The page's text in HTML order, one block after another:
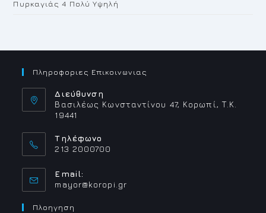
Πυρκαγιάς 4 Πολύ Υψηλή
Πληροφοριες Επικοινωνιας
Διεύθυνση
Βασιλέως Κωνσταντίνου 47, Κορωπί, Τ.Κ.
19441
Τηλέφωνο
213 2000700
Email:
mayor@koropi.grOpens
Πλοηγηση